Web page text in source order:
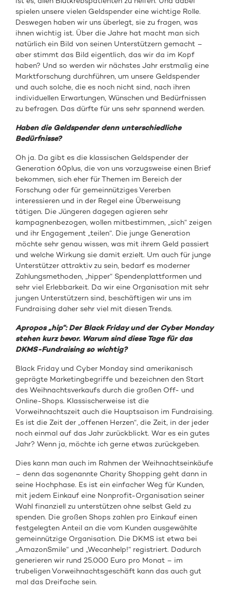
spielen unsere vielen Geldspender eine wichtige Rolle.
Deswegen haben wir uns überlegt, sie zu fragen, was
ihnen wichtig ist. Über die Jahre hat macht man sich
natürlich ein Bild von seinen Unterstützern gemacht –
aber stimmt das Bild eigentlich, das wir da im Kopf
haben? Und so werden wir nächstes Jahr erstmalig eine
Marktforschung durchführen, um unsere Geldspender
und auch solche, die es noch nicht sind, nach ihren
individuellen Erwartungen, Wünschen und Bedürfnissen
zu befragen. Das dürfte für uns sehr spannend werden.
Haben die Geldspender denn unterschiedliche
Bedürfnisse?
Oh ja. Da gibt es die klassischen Geldspender der
Generation 60plus, die von uns vorzugsweise einen Brief
bekommen, sich eher für Themen im Bereich der
Forschung oder für gemeinnütziges Vererben
interessieren und in der Regel eine Überweisung
tätigen. Die Jüngeren dagegen agieren sehr
kampagnenbezogen, wollen mitbestimmen, „sich“ zeigen
und ihr Engagement „teilen“. Die junge Generation
möchte sehr genau wissen, was mit ihrem Geld passiert
und welche Wirkung sie damit erzielt. Um auch für junge
Unterstützer attraktiv zu sein, bedarf es moderner
Zahlungsmethoden, „hipper“ Spendenplattformen und
sehr viel Erlebbarkeit. Da wir eine Organisation mit sehr
jungen Unterstützern sind, beschäftigen wir uns im
Fundraising daher sehr viel mit diesen Trends.
Apropos „hip“: Der Black Friday und der Cyber Monday
stehen kurz bevor. Warum sind diese Tage für das
DKMS-Fundraising so wichtig?
Black Friday und Cyber Monday sind amerikanisch
geprägte Marketingbegriffe und bezeichnen den Start
des Weihnachtsverkaufs durch die großen Off- und
Online-Shops. Klassischerweise ist die
Vorweihnachtszeit auch die Hauptsaison im Fundraising.
Es ist die Zeit der „offenen Herzen“, die Zeit, in der jeder
noch einmal auf das Jahr zurückblickt. War es ein gutes
Jahr? Wenn ja, möchte ich gerne etwas zurückgeben.
Dies kann man auch im Rahmen der Weihnachtseinkäufe
– denn das sogenannte Charity Shopping geht dann in
seine Hochphase. Es ist ein einfacher Weg für Kunden,
mit jedem Einkauf eine Nonprofit-Organisation seiner
Wahl finanziell zu unterstützen ohne selbst Geld zu
spenden. Die großen Shops zahlen pro Einkauf einen
festgelegten Anteil an die vom Kunden ausgewählte
gemeinnützige Organisation. Die DKMS ist etwa bei
„AmazonSmile“ und „Wecanhelp!“ registriert. Dadurch
generieren wir rund 25.000 Euro pro Monat – im
trubeligen Vorweihnachtsgeschäft kann das auch gut
mal das Dreifache sein.